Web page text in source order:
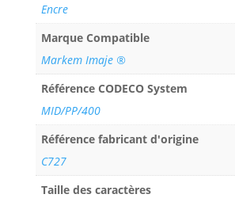
Encre
Marque Compatible
Markem Imaje ®
Référence CODECO System
MID/PP/400
Référence fabricant d'origine
C727
Taille des caractères